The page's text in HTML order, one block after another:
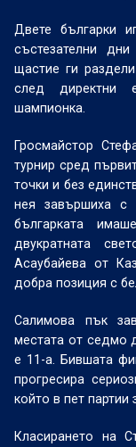
Двете българки
състезателни
щастие ги
след директни
шампионка.
Гросмайстор
турнир сред
точки и без
нея завършиха с
българката
двукратната
Асаубайева от
добра позиция с
Салимова пък
местата от седмо
е 11-а. Бившата
прогресира
който в пет партии
Класирането на